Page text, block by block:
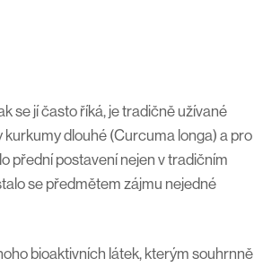
se jí často říká, je tradičně užívané
kurkumy dlouhé (Curcuma longa) a pro
přední postavení nejen v tradičním
se předmětem zájmu nejedné
bioaktivních látek, kterým souhrnně